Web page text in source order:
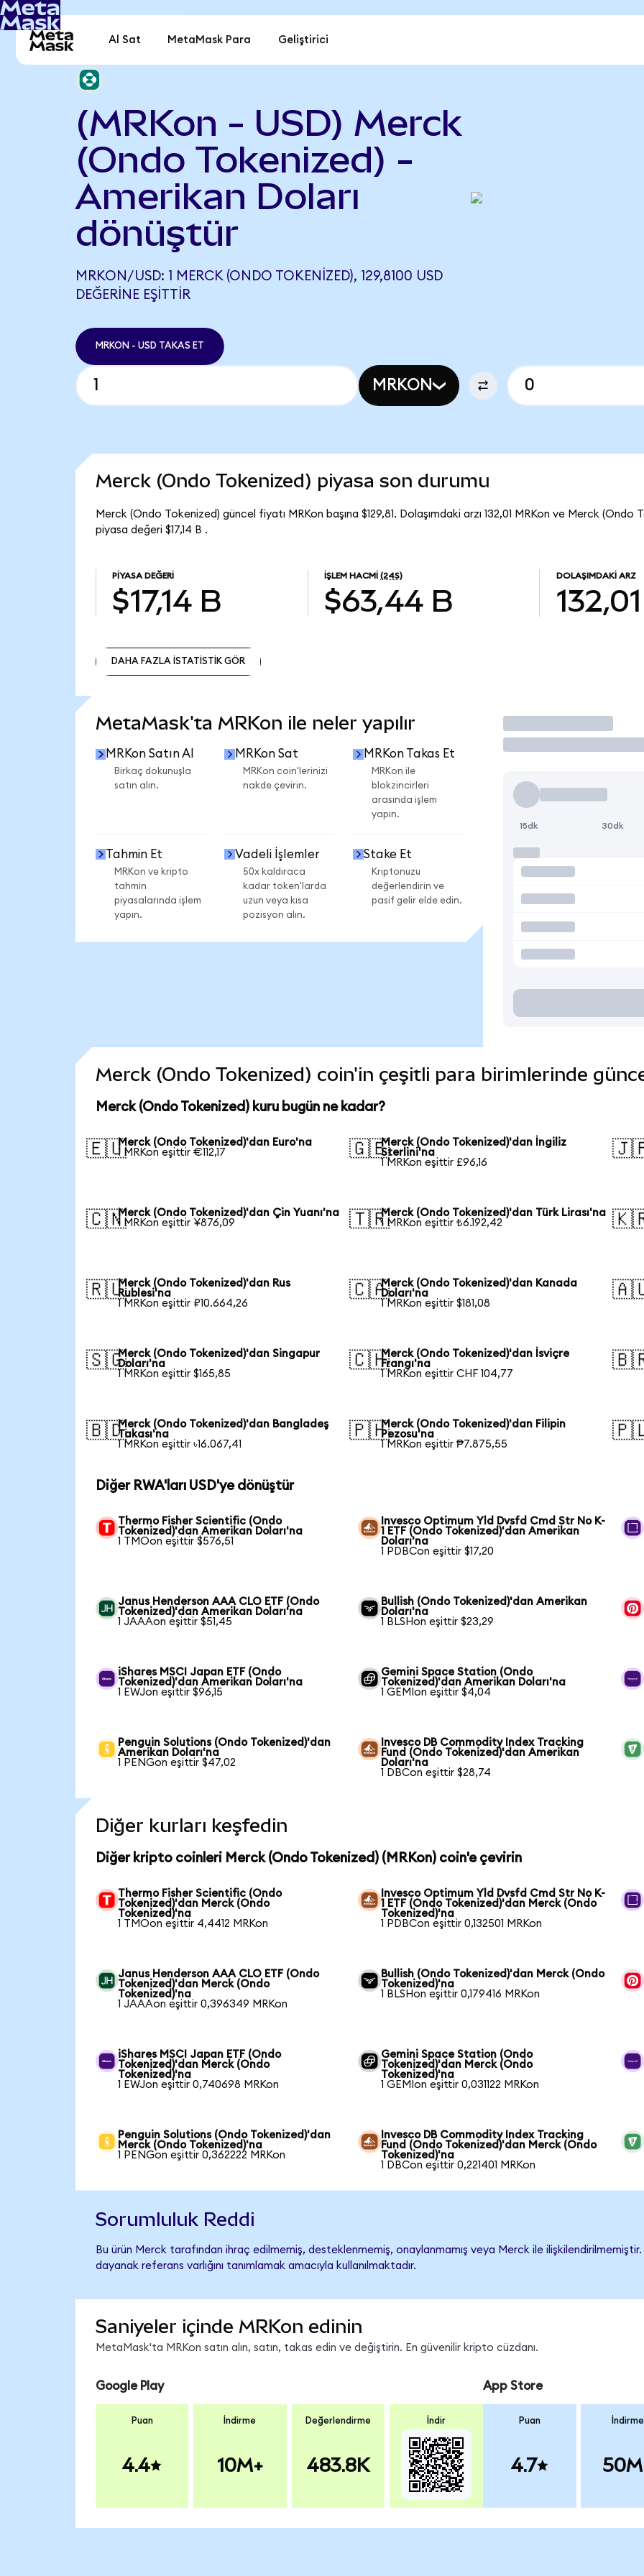
Al Sat MetaMask Para Geliştirici
(MRKon - USD) Merck
(Ondo Tokenized) -
Amerikan Doları
dönüştür
MRKON/USD: 1 MERCK (ONDO TOKENIZED), 129,8100 USD
DEĞERINE EŞITTIR
MRKON - USD TAKAS ET
MRKON
Merck (Ondo Tokenized) piyasa son durumu
Merck (Ondo Tokenized) güncel fiyatı MRKon başına $129,81. Dolaşımdaki arzı 132,01 MRKon ve Merck (Ondo
piyasa değeri $17,14 B .
PIYASA DEĞERI
$17,14 B
İŞLEM HACMI (24S)
$63,44 B
DOLAŞIMDAKI ARZ
132,01
DAHA FAZLA İSTATİSTİK GÖR
MetaMask'ta MRKon ile neler yapılır
MRKon Satın Al
Birkaç dokunuşla
satın alın.
MRKon Sat
MRKon coin'lerinizi
nakde çevirin.
MRKon Takas Et
MRKon ile
blokzincirleri
arasında işlem
yapın.
Tahmin Et
MRKon ve kripto
tahmin
piyasalarında işlem
yapın.
Vadeli İşlemler
50x kaldıraca
kadar token'larda
uzun veya kısa
pozisyon alın.
Stake Et
Kriptonuzu
değerlendirin ve
pasif gelir elde edin.
İşlem Yap
15dk 30dk
Merck (Ondo Tokenized) coin'in çeşitli para birimlerinde
Merck (Ondo Tokenized) kuru bugün ne kadar?
🇪🇺Merck (Ondo Tokenized)'dan Euro'na
1 MRKon eşittir €112,17
🇬🇧Merck (Ondo Tokenized)'dan İngiliz
Sterlini'na
1 MRKon eşittir £96,16
🇨🇳Merck (Ondo Tokenized)'dan Çin Yuanı'na
1 MRKon eşittir ¥876,09
🇹🇷Merck (Ondo Tokenized)'dan Türk Lirası'na
1 MRKon eşittir ₺6.192,42
🇷🇺Merck (Ondo Tokenized)'dan Rus
Rublesi'na
1 MRKon eşittir ₽10.664,26
🇨🇦Merck (Ondo Tokenized)'dan Kanada
Doları'na
1 MRKon eşittir $181,08
🇸🇬Merck (Ondo Tokenized)'dan Singapur
Doları'na
1 MRKon eşittir $165,85
🇨🇭Merck (Ondo Tokenized)'dan İsviçre
Frangı'na
1 MRKon eşittir CHF 104,77
🇧🇩Merck (Ondo Tokenized)'dan Bangladeş
Takası'na
1 MRKon eşittir ৳16.067,41
🇵🇭Merck (Ondo Tokenized)'dan Filipin
Pezosu'na
1 MRKon eşittir ₱7.875,55
Diğer RWA'ları USD'ye dönüştür
Thermo Fisher Scientific (Ondo
Tokenized)'dan Amerikan Doları'na
1 TMOon eşittir $576,51
Invesco Optimum Yld Dvsfd Cmd Str No K-
1 ETF (Ondo Tokenized)'dan Amerikan
Doları'na
1 PDBCon eşittir $17,20
Janus Henderson AAA CLO ETF (Ondo
Tokenized)'dan Amerikan Doları'na
1 JAAAon eşittir $51,45
Bullish (Ondo Tokenized)'dan Amerikan
Doları'na
1 BLSHon eşittir $23,29
iShares MSCI Japan ETF (Ondo
Tokenized)'dan Amerikan Doları'na
1 EWJon eşittir $96,15
Gemini Space Station (Ondo
Tokenized)'dan Amerikan Doları'na
1 GEMIon eşittir $4,04
Penguin Solutions (Ondo Tokenized)'dan
Amerikan Doları'na
1 PENGon eşittir $47,02
Invesco DB Commodity Index Tracking
Fund (Ondo Tokenized)'dan Amerikan
Doları'na
1 DBCon eşittir $28,74
Diğer kurları keşfedin
Diğer kripto coinleri Merck (Ondo Tokenized) (MRKon) coin'e çevirin
Thermo Fisher Scientific (Ondo
Tokenized)'dan Merck (Ondo
Tokenized)'na
1 TMOon eşittir 4,4412 MRKon
Invesco Optimum Yld Dvsfd Cmd Str No K-
1 ETF (Ondo Tokenized)'dan Merck (Ondo
Tokenized)'na
1 PDBCon eşittir 0,132501 MRKon
Janus Henderson AAA CLO ETF (Ondo
Tokenized)'dan Merck (Ondo
Tokenized)'na
1 JAAAon eşittir 0,396349 MRKon
Bullish (Ondo Tokenized)'dan Merck (Ondo
Tokenized)'na
1 BLSHon eşittir 0,179416 MRKon
iShares MSCI Japan ETF (Ondo
Tokenized)'dan Merck (Ondo
Tokenized)'na
1 EWJon eşittir 0,740698 MRKon
Gemini Space Station (Ondo
Tokenized)'dan Merck (Ondo
Tokenized)'na
1 GEMIon eşittir 0,031122 MRKon
Penguin Solutions (Ondo Tokenized)'dan
Merck (Ondo Tokenized)'na
1 PENGon eşittir 0,362222 MRKon
Invesco DB Commodity Index Tracking
Fund (Ondo Tokenized)'dan Merck (Ondo
Tokenized)'na
1 DBCon eşittir 0,221401 MRKon
Sorumluluk Reddi
Bu ürün Merck tarafından ihraç edilmemiş, desteklenmemiş, onaylanmamış veya Merck ile
dayanak referans varlığını tanımlamak amacıyla kullanılmaktadır.
Saniyeler içinde MRKon edinin
MetaMask'ta MRKon satın alın, satın, takas edin ve değiştirin. En güvenilir kripto cüzdanı.
Google Play
Puan
4.4
İndirme
10M+
Değerlendirme
483.8K
İndir
App Store
Puan
4.7
İndirme